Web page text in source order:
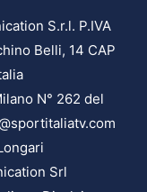
S.r.l. P.IVA
Belli, 14 CAP
N° 262 del
Srl